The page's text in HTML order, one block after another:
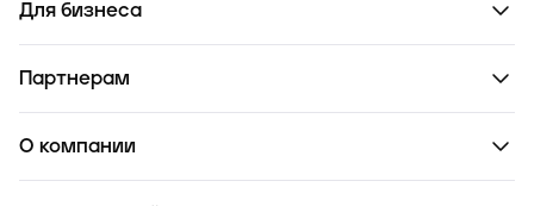
Для бизнеса
Партнерам
О компании